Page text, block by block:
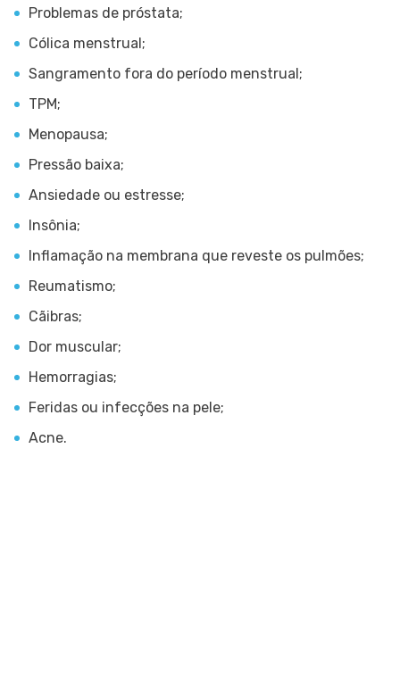
Problemas de próstata;
Cólica menstrual;
Sangramento fora do período menstrual;
TPM;
Menopausa;
Pressão baixa;
Ansiedade ou estresse;
Insônia;
Inflamação na membrana que reveste os pulmões;
Reumatismo;
Cãibras;
Dor muscular;
Hemorragias;
Feridas ou infecções na pele;
Acne.